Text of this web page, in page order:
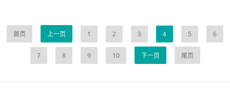
首页 上一页 1 2 3 4 5 6
7 8 9 10 下一页 尾页